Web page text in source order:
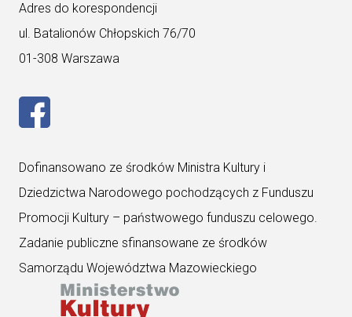
Adres do korespondencji
ul. Batalionów Chłopskich 76/70
01-308 Warszawa
Dofinansowano ze środków Ministra Kultury i
Dziedzictwa Narodowego pochodzących z Funduszu
Promocji Kultury – państwowego funduszu celowego.
Zadanie publiczne sfinansowane ze środków
Samorządu Województwa Mazowieckiego